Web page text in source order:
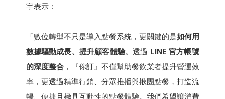
宇表示：
「數位轉型不只是導入點餐系統，更關鍵的是如何用
數據驅動成長、提升顧客體驗。透過 LINE 官方帳號
的深度整合，『你訂』不僅幫助餐飲業者提升營運效
率，更透過精準行銷、分眾推播與揪團點餐，打造流